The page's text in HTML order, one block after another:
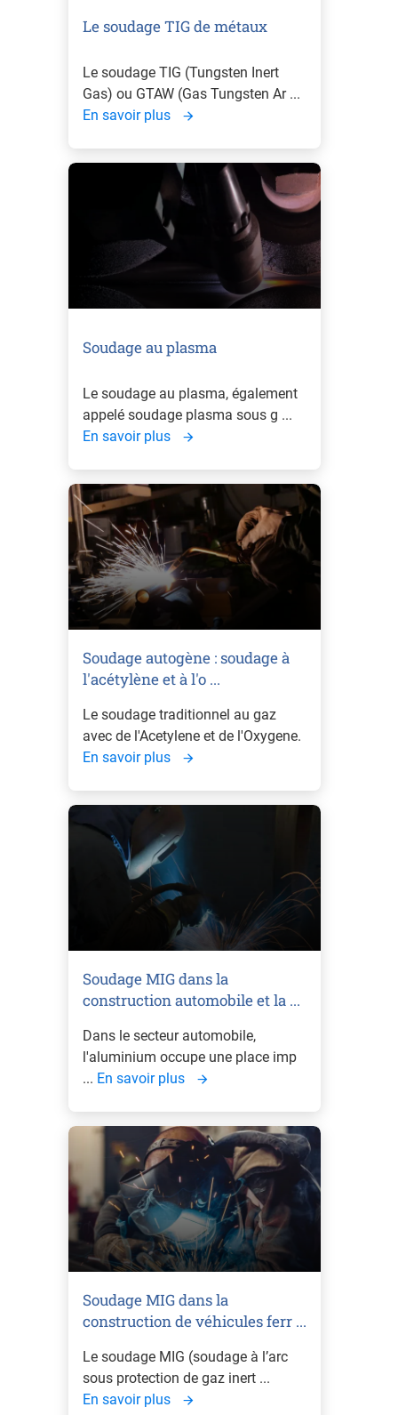
Le soudage TIG de métaux
Le soudage TIG (Tungsten Inert
Gas) ou GTAW (Gas Tungsten Ar ...
En savoir plus
Soudage au plasma
Le soudage au plasma, également
appelé soudage plasma sous g ...
En savoir plus
Soudage autogène : soudage à
l'acétylène et à l'o ...
Le soudage traditionnel au gaz
avec de l'Acetylene et de l'Oxygene.
En savoir plus
Soudage MIG dans la
construction automobile et la ...
Dans le secteur automobile,
l'aluminium occupe une place imp
... En savoir plus
Soudage MIG dans la
construction de véhicules ferr ...
Le soudage MIG (soudage à l’arc
sous protection de gaz inert ...
En savoir plus